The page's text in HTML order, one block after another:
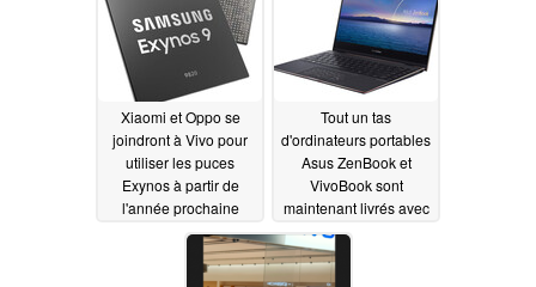
Xiaomi et Oppo se
joindront à Vivo pour
utiliser les puces
Exynos à partir de
l'année prochaine
11/03/2020
Tout un tas
d'ordinateurs portables
Asus ZenBook et
VivoBook sont
maintenant livrés avec
des processeurs Intel
Tiger Lake de 11e
génération